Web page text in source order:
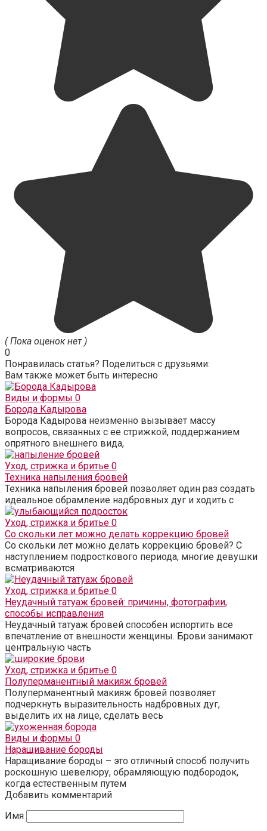
( Пока оценок нет )
0
Понравилась статья? Поделиться с друзьями:
Вам также может быть интересно
Виды и формы 0
Борода Кадырова
Борода Кадырова неизменно вызывает массу
вопросов, связанных с ее стрижкой, поддержанием
опрятного внешнего вида,
Уход, стрижка и бритье 0
Техника напыления бровей
Техника напыления бровей позволяет один раз создать
идеальное обрамление надбровных дуг и ходить с
Уход, стрижка и бритье 0
Со скольки лет можно делать коррекцию бровей
Со скольки лет можно делать коррекцию бровей? С
наступлением подросткового периода, многие девушки
всматриваются
Уход, стрижка и бритье 0
Неудачный татуаж бровей: причины, фотографии,
способы исправления
Неудачный татуаж бровей способен испортить все
впечатление от внешности женщины. Брови занимают
центральную часть
Уход, стрижка и бритье 0
Полуперманентный макияж бровей
Полуперманентный макияж бровей позволяет
подчеркнуть выразительность надбровных дуг,
выделить их на лице, сделать весь
Виды и формы 0
Наращивание бороды
Наращивание бороды – это отличный способ получить
роскошную шевелюру, обрамляющую подбородок,
когда естественным путем
Добавить комментарий
Имя